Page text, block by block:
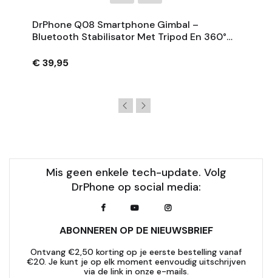
DrPhone Q08 Smartphone Gimbal –
Bluetooth Stabilisator Met Tripod En 360°
€ 39,95
Mis geen enkele tech-update. Volg
DrPhone op social media:
ABONNEREN OP DE NIEUWSBRIEF
Ontvang €2,50 korting op je eerste bestelling vanaf
€20. Je kunt je op elk moment eenvoudig uitschrijven
via de link in onze e-mails.